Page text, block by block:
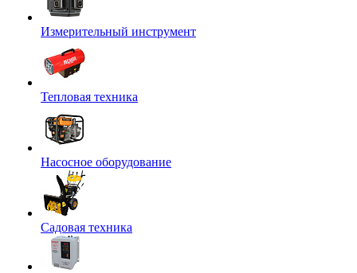
Измерительный инструмент
Тепловая техника
Насосное оборудование
Садовая техника